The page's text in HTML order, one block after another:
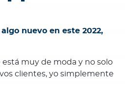
nuevo en este 2022,
muy de moda y no solo
clientes, yo simplemente